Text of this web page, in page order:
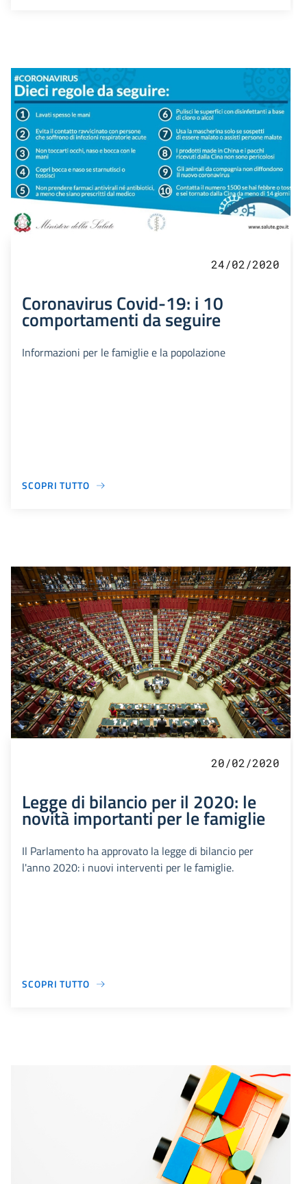
24/02/2020
Coronavirus Covid-19: i 10
comportamenti da seguire
Informazioni per le famiglie e la popolazione
SCOPRI TUTTO
20/02/2020
Legge di bilancio per il 2020: le
novità importanti per le famiglie
Il Parlamento ha approvato la legge di bilancio per
l'anno 2020: i nuovi interventi per le famiglie.
SCOPRI TUTTO